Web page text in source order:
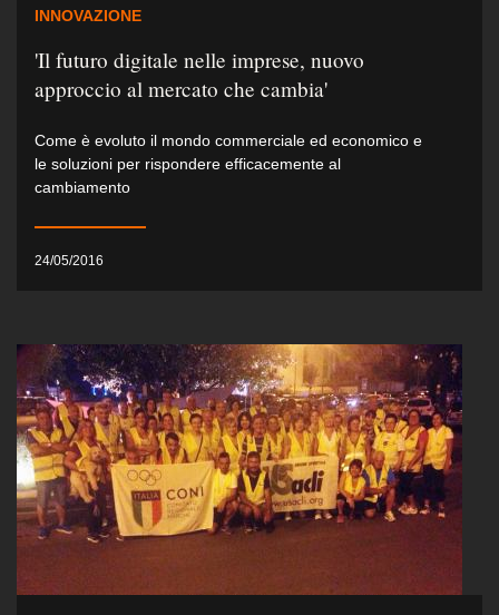
INNOVAZIONE
'Il futuro digitale nelle imprese, nuovo
approccio al mercato che cambia'
Come è evoluto il mondo commerciale ed economico e
le soluzioni per rispondere efficacemente al
cambiamento
24/05/2016